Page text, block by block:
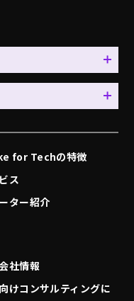
for Techの特徴
ス
ター紹介
社情報
けコンサルティングに